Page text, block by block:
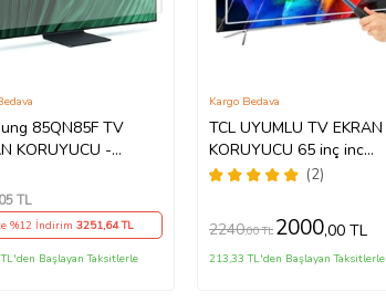
85QN85F TV
KORUYUCU -
Tv ekran Koruyucu
TL
%12 İndirim 3251,64 TL
Başlayan Taksitlerle
TCL UYUMLU TV EKRAN
KORUYUCU 65 inç inc
65C735 C735 TCL QLED 4K
(2)
Kargo Bedava
2240,00 TL 2000,00 TL
213,33 TL'den Başlayan Taksitlerle